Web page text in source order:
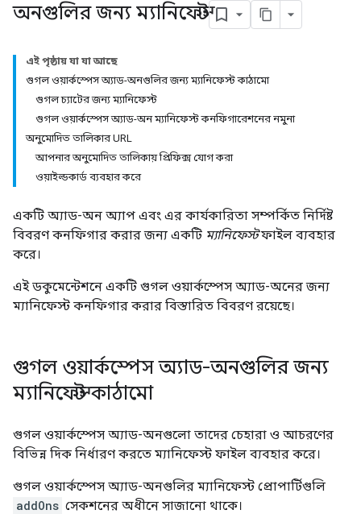
অনগুলির জন্য ম্যানিফেস্ট
এই পৃষ্ঠায় যা যা আছে
গুগল ওয়ার্কস্পেস অ্যাড-অনগুলির জন্য ম্যানিফেস্ট কাঠামো
গুগল চ্যাটের জন্য ম্যানিফেস্ট
গুগল ওয়ার্কস্পেস অ্যাড-অন ম্যানিফেস্ট কনফিগারেশনের নমুনা
অনুমোদিত তালিকার URL
আপনার অনুমোদিত তালিকায় প্রিফিক্স যোগ করা
ওয়াইল্ডকার্ড ব্যবহার করে
একটি অ্যাড-অন অ্যাপ এবং এর কার্যকারিতা সম্পর্কিত নির্দিষ্ট
বিবরণ কনফিগার করার জন্য একটি ম্যানিফেস্টফাইল ব্যবহার
করে।
এই ডকুমেন্টেশনে একটি গুগল ওয়ার্কস্পেস অ্যাড-অনের জন্য
ম্যানিফেস্ট কনফিগার করার বিস্তারিত বিবরণ রয়েছে।
গুগল ওয়ার্কস্পেস অ্যাড-অনগুলির জন্য
ম্যানিফেস্ট কাঠামো
গুগল ওয়ার্কস্পেস অ্যাড-অনগুলো তাদের চেহারা ও আচরণের
বিভিন্ন দিক নির্ধারণ করতে ম্যানিফেস্ট ফাইল ব্যবহার করে।
গুগল ওয়ার্কস্পেস অ্যাড-অনগুলির ম্যানিফেস্ট প্রোপার্টিগুলি
addOns সেকশনের অধীনে সাজানো থাকে।